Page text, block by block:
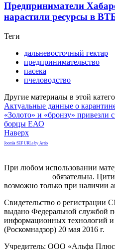
Предприниматели
нарастили ресурсы в
Теги
дальневосточный гектар
предпринимательство
пасека
пчеловодство
Другие материалы в этой
Актуальные данные о
«Золото» и «бронзу» привезли
борцы ЕАО
Наверх
Joomla SEF URLs by Artio
При любом использовании
обязательна.
возможно только при наличии
Свидетельство о регистрации
выдано Федеральной службой
информационных технологий
(Роскомнадзор) 20 мая 2016 г.
Учредитель: ООО «Альфа